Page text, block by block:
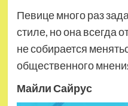
Певице много раз
стиле, но она всегда
не собирается
общественного
Майли Сайрус